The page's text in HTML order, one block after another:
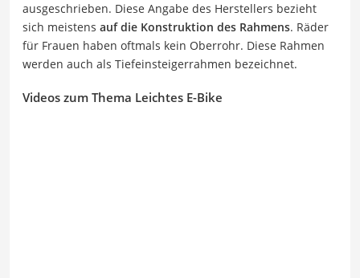
ausgeschrieben. Diese Angabe des Herstellers bezieht
sich meistens auf die Konstruktion des Rahmens. Räder
für Frauen haben oftmals kein Oberrohr. Diese Rahmen
werden auch als Tiefeinsteigerrahmen bezeichnet.
Videos zum Thema Leichtes E-Bike